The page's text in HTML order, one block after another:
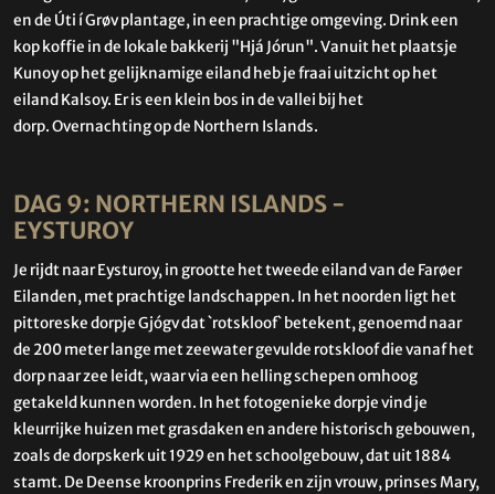
en de Úti í Grøv plantage, in een prachtige omgeving. Drink een
kop koffie in de lokale bakkerij "Hjá Jórun". Vanuit het plaatsje
Kunoy op het gelijknamige eiland heb je fraai uitzicht op het
eiland Kalsoy. Er is een klein bos in de vallei bij het
dorp. Overnachting op de Northern Islands.
DAG 9: NORTHERN ISLANDS -
EYSTUROY
Je rijdt naar Eysturoy, in grootte het tweede eiland van de Farøer
Eilanden, met prachtige landschappen. In het noorden ligt het
pittoreske dorpje Gjógv dat `rotskloof` betekent, genoemd naar
de 200 meter lange met zeewater gevulde rotskloof die vanaf het
dorp naar zee leidt, waar via een helling schepen omhoog
getakeld kunnen worden. In het fotogenieke dorpje vind je
kleurrijke huizen met grasdaken en andere historisch gebouwen,
zoals de dorpskerk uit 1929 en het schoolgebouw, dat uit 1884
stamt. De Deense kroonprins Frederik en zijn vrouw, prinses Mary,